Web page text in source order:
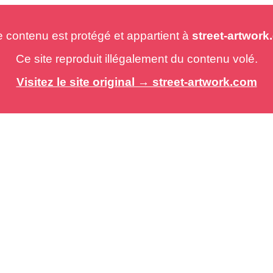
est protégé et appartient à street-
Ce site reproduit illégalement du contenu volé.
Visitez le site original → street-artwork.com